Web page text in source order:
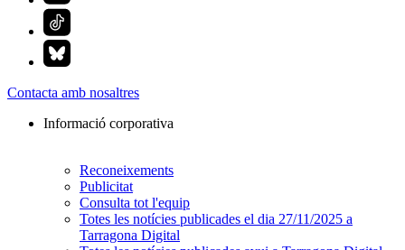
Contacta amb nosaltres
Informació corporativa
Reconeixements
Publicitat
Consulta tot l'equip
Totes les notícies publicades el dia 27/11/2025 a
Tarragona Digital